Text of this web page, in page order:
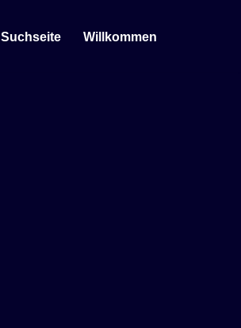
Suchseite Willkommen